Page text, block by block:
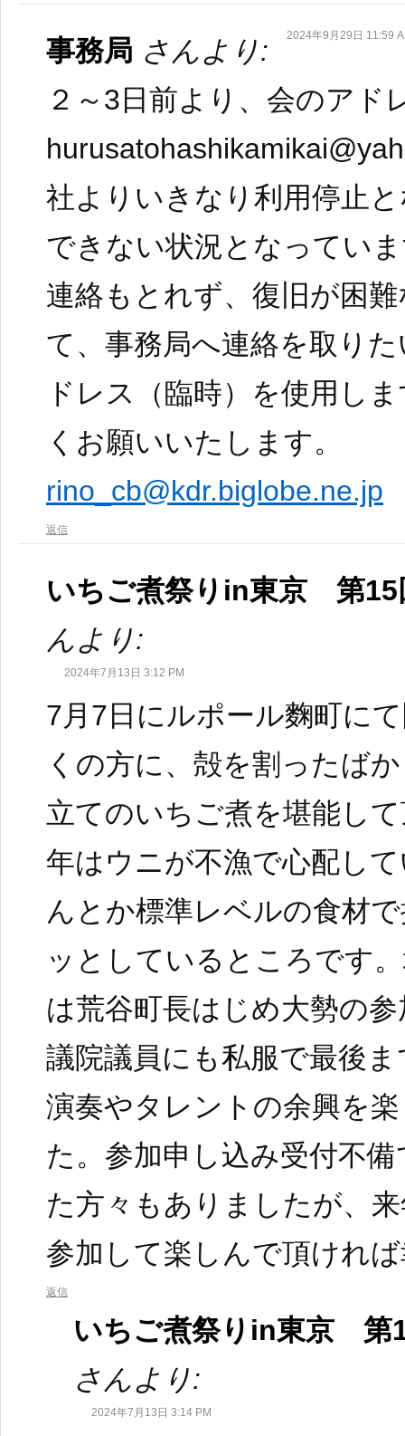
事務局 さんより: 2024年9月29日 11:59
２～3日前より、会のアド
社よりいきなり利用停止
できない状況となってい
連絡もとれず、復旧が困
て、事務局へ連絡を取り
ドレス（臨時）を使用し
くお願いいたします。
rino_cb@kdr.biglobe.ne.jp
返信
いちご煮祭りin東京 第15
んより:
2024年7月13日 3:12 PM
7月7日にルポール麴町に
くの方に、殻を割ったば
立てのいちご煮を堪能し
年はウニが不漁で心配し
んとか標準レベルの食材
ッとしているところです
は荒谷町長はじめ大勢の
議院議員にも私服で最後
演奏やタレントの余興を
た。参加申し込み受付不
た方々もありましたが、
参加して楽しんで頂けれ
返信
いちご煮祭りin東京 第
さんより:
2024年7月13日 3:14 PM